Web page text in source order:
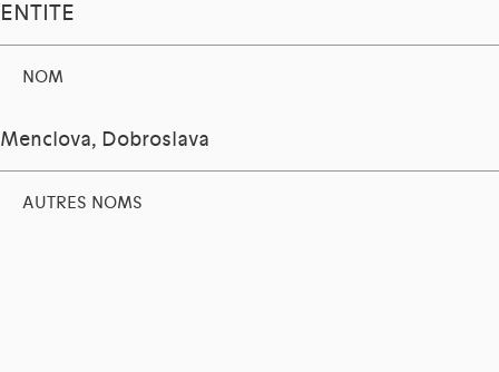
ENTITE
NOM
Menclova, Dobroslava
AUTRES NOMS